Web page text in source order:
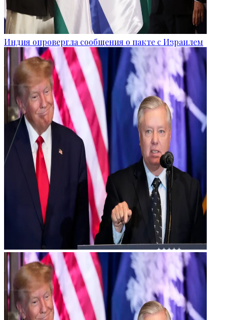
Индия опровергла сообщения о пакте с Израилем